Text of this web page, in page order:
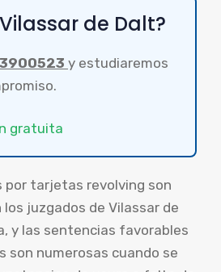
de Dalt?
y estudiaremos
gratuita
por tarjetas revolving son
juzgados de Vilassar de
y las sentencias favorables
son numerosas cuando se